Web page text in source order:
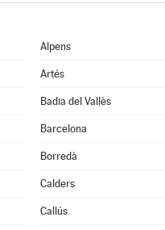
Alpens
Artés
Badia del Vallès
Barcelona
Borredà
Calders
Callús